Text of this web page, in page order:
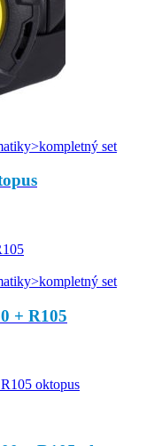
set
set
+ R105